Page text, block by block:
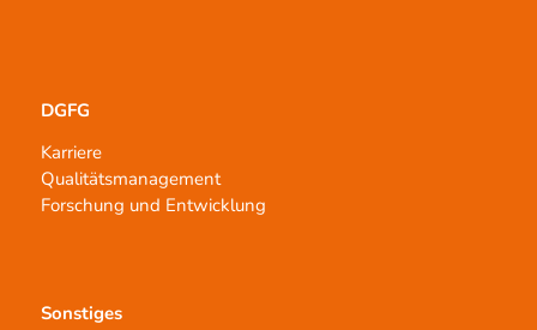
DGFG
Karriere
Qualitätsmanagement
Forschung und Entwicklung
Sonstiges